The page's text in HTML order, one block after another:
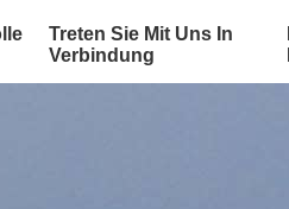
Treten Sie Mit Uns In
Verbindung